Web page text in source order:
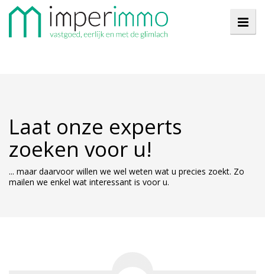
Laat onze experts
zoeken voor u!
... maar daarvoor willen we wel weten wat u precies zoekt. Zo
mailen we enkel wat interessant is voor u.